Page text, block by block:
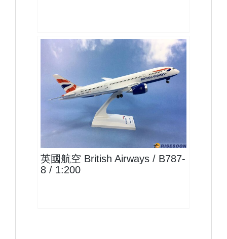
BAW20B788P02
英國航空 British Airways / B787-
8 / 1:200